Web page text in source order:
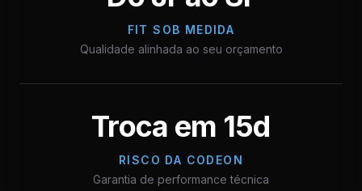
FIT SOB MEDIDA
Qualidade alinhada ao seu orçamento
Troca em 15d
RISCO DA CODEON
Garantia de performance técnica